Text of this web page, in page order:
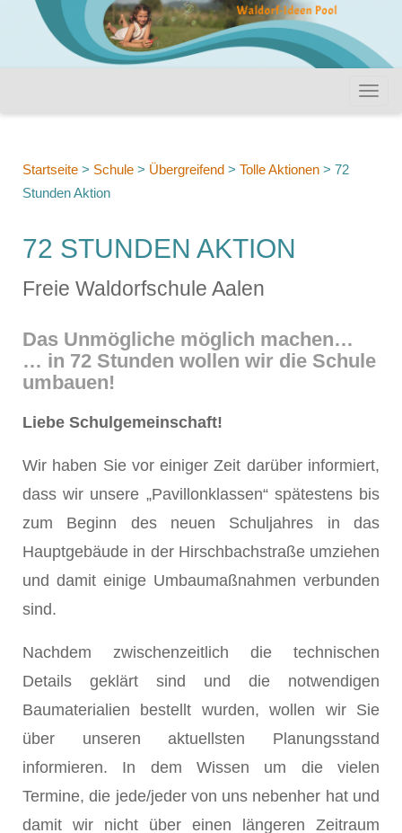
Startseite > Schule > Übergreifend > Tolle Aktionen > 72
Stunden Aktion
72 STUNDEN AKTION
Freie Waldorfschule Aalen
Das Unmögliche möglich machen…
… in 72 Stunden wollen wir die Schule
umbauen!
Liebe Schulgemeinschaft!
Wir haben Sie vor einiger Zeit darüber informiert,
dass wir unsere „Pavillonklassen“ spätestens bis
zum Beginn des neuen Schuljahres in das
Hauptgebäude in der Hirschbachstraße umziehen
und damit einige Umbaumaßnahmen verbunden
sind.
Nachdem zwischenzeitlich die technischen
Details geklärt sind und die notwendigen
Baumaterialien bestellt wurden, wollen wir Sie
über unseren aktuellsten Planungsstand
informieren. In dem Wissen um die vielen
Termine, die jede/jeder von uns nebenher hat und
damit wir nicht über einen längeren Zeitraum